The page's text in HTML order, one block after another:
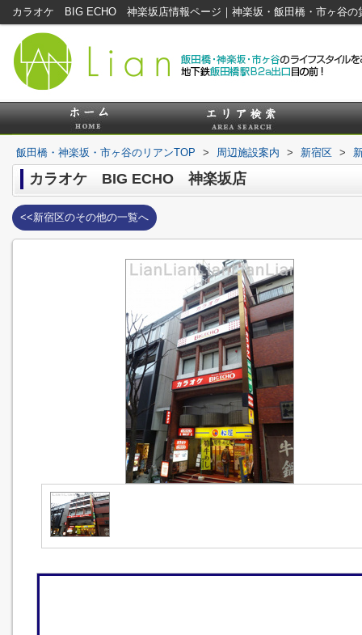
カラオケ BIG ECHO 神楽坂店情報ページ｜神楽坂・飯田橋・市ヶ谷の
飯田橋・神楽坂・市ヶ谷のリアンTOP > 周辺施設案内 > 新宿区 >
カラオケ BIG ECHO 神楽坂店
<<新宿区のその他の一覧へ